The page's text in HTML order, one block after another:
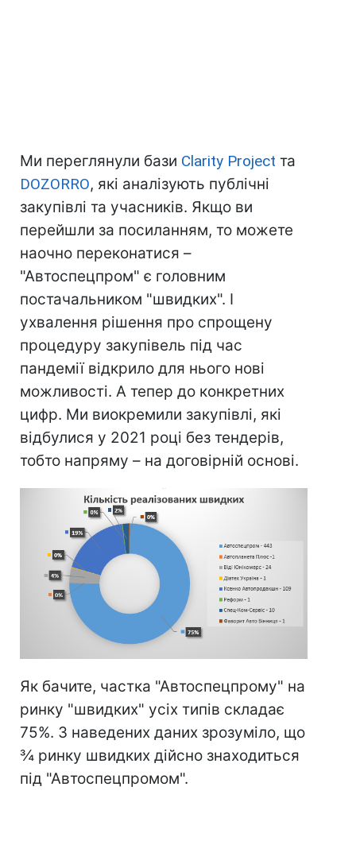
Ми переглянули бази Clarity Project та
DOZORRO, які аналізують публічні
закупівлі та учасників. Якщо ви
перейшли за посиланням, то можете
наочно переконатися –
"Автоспецпром" є головним
постачальником "швидких". І
ухвалення рішення про спрощену
процедуру закупівель під час
пандемії відкрило для нього нові
можливості. А тепер до конкретних
цифр. Ми виокремили закупівлі, які
відбулися у 2021 році без тендерів,
тобто напряму – на договірній основі.
Як бачите, частка "Автоспецпрому" на
ринку "швидких" усіх типів складає
75%. З наведених даних зрозуміло, що
¾ ринку швидких дійсно знаходиться
під "Автоспецпромом".